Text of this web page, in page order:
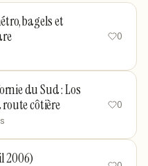
bagels et
0
du Sud : Los
route côtière
0
2006)